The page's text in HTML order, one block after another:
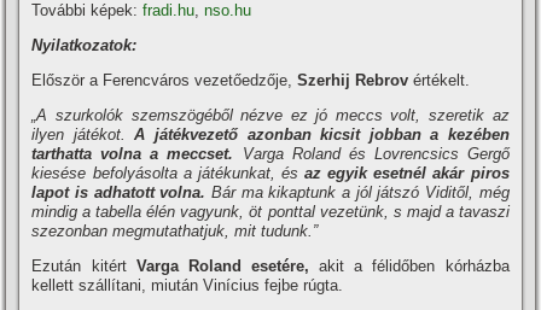
További képek:fradi.hu,nso.hu
Nyilatkozatok:
Először a Ferencváros vezetőedzője,Szerhij Rebrov értékelt.
„A szurkolók szemszögéből nézve ez jó meccs volt, szeretik az
ilyen játékot.A játékvezető azonban kicsit jobban a kezében
tarthatta volna a meccset. Varga Roland és Lovrencsics Gergő
kiesése befolyásolta a játékunkat, ésaz egyik esetnél akár piros
lapot is adhatott volna. Bár ma kikaptunk a jól játszó Viditől, még
mindig a tabella élén vagyunk, öt ponttal vezetünk, s majd a tavaszi
szezonban megmutathatjuk, mit tudunk.”
Ezután kitért Varga Roland esetére, akit a félidőben kórházba
kellett szállí­tani, miután Viní­cius fejbe rúgta.